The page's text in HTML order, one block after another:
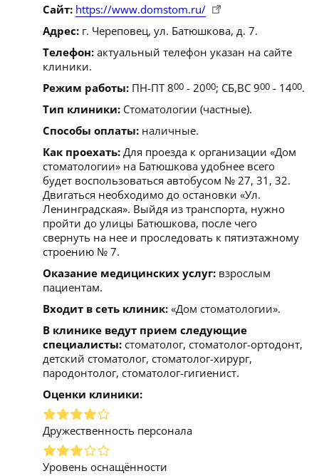
Сайт: https://www.domstom.ru/
Адрес: г. Череповец, ул. Батюшкова, д. 7.
Телефон: актуальный телефон указан на сайте
клиники.
Режим работы: ПН-ПТ 800 - 2000; СБ,ВС 900 - 1400.
Тип клиники: Стоматологии (частные).
Способы оплаты: наличные.
Как проехать: Для проезда к организации «Дом
стоматологии» на Батюшкова удобнее всего
будет воспользоваться автобусом № 27, 31, 32.
Двигаться необходимо до остановки «Ул.
Ленинградская». Выйдя из транспорта, нужно
пройти до улицы Батюшкова, после чего
свернуть на нее и проследовать к пятиэтажному
строению № 7.
Оказание медицинских услуг: взрослым
пациентам.
Входит в сеть клиник: «Дом стоматологии».
В клинике ведут прием следующие
специалисты: стоматолог, стоматолог-ортодонт,
детский стоматолог, стоматолог-хирург,
пародонтолог, стоматолог-гигиенист.
Оценки клиники:
Дружественность персонала
Уровень оснащённости